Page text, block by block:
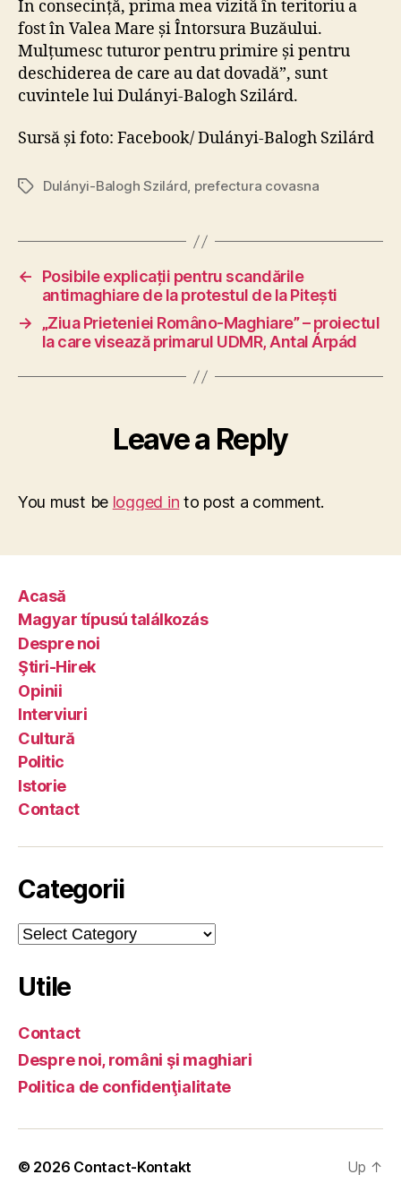
În consecință, prima mea vizită în teritoriu a
fost în Valea Mare și Întorsura Buzăului.
Mulțumesc tuturor pentru primire și pentru
deschiderea de care au dat dovadă”, sunt
cuvintele lui Dulányi-Balogh Szilárd.
Sursă și foto: Facebook/ Dulányi-Balogh Szilárd
TagsDulányi-Balogh Szilárd, prefectura covasna
←
Posibile explicații pentru scandările
antimaghiare de la protestul de la Pitești
→
„Ziua Prieteniei Româno-Maghiare” – proiectul
la care visează primarul UDMR, Antal Árpád
Leave a Reply
You must be logged in to post a comment.
Acasă
Magyar típusú találkozás
Despre noi
Ştiri-Hirek
Opinii
Interviuri
Cultură
Politic
Istorie
Contact
Categorii
Categorii
Utile
Contact
Despre noi, români şi maghiari
Politica de confidenţialitate
© 2026 Contact-Kontakt Up ↑